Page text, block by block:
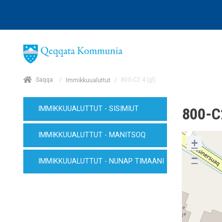
Saqqa / Immikkuualuttut / 800-C2.4 (gl)
IMMIKKUUALUTTUT - SISIMIUT
IMMIKKUUALUTTUT - MANITSOQ
IMMIKKUUALUTTUT - NUNAP TIMAANI
800-
+
−